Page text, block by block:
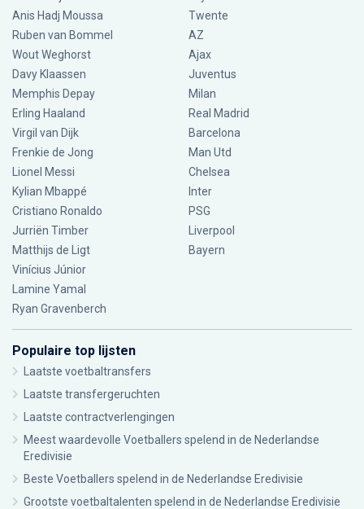
Anis Hadj Moussa
Ruben van Bommel
Wout Weghorst
Davy Klaassen
Memphis Depay
Erling Haaland
Virgil van Dijk
Frenkie de Jong
Lionel Messi
Kylian Mbappé
Cristiano Ronaldo
Jurriën Timber
Matthijs de Ligt
Vinícius Júnior
Lamine Yamal
Ryan Gravenberch
Twente
AZ
Ajax
Juventus
Milan
Real Madrid
Barcelona
Man Utd
Chelsea
Inter
PSG
Liverpool
Bayern
Populaire top lijsten
Laatste voetbaltransfers
Laatste transfergeruchten
Laatste contractverlengingen
Meest waardevolle Voetballers spelend in de Nederlandse
Eredivisie
Beste Voetballers spelend in de Nederlandse Eredivisie
Grootste voetbaltalenten spelend in de Nederlandse Eredivisie